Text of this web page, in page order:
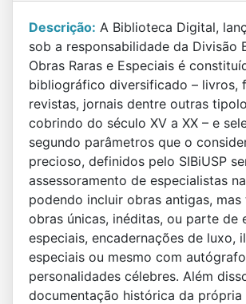
Descrição: A Biblioteca Digital,
sob a responsabilidade da Divisão
Obras Raras e Especiais é
bibliográfico diversificado – livros,
revistas, jornais dentre outras
cobrindo do século XV a XX – e
segundo parâmetros que o
precioso, definidos pelo SIBiUSP
assessoramento de especialistas
podendo incluir obras antigas, mas
obras únicas, inéditas, ou parte de
especiais, encadernações de luxo,
especiais ou mesmo com
personalidades célebres. Além
documentação histórica da própria